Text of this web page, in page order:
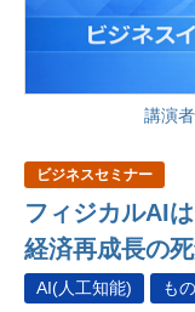
講演
ビジネスセミナー
フィジカルAI
経済再成長の
AI(人工知能) も